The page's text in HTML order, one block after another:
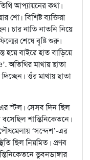
আপ্যায়নের কথা।
শো। বিশিষ্ট ব্যক্তিরা
চার নাতি নাতনি নিয়ে
শেষে বৃষ্টি শুরু।
হয়ে বাইরে হাত বাড়িয়ে
অতিথির মাথায় ছাতা
ওঁর মাথায় ছাতা
স্টল। সেসব দিন ছিল
শান্তিনিকেতনে।
‘সন্দেশ’-এর
ছিল নিয়মিত। প্রণব
ভুবনডাঙ্গার